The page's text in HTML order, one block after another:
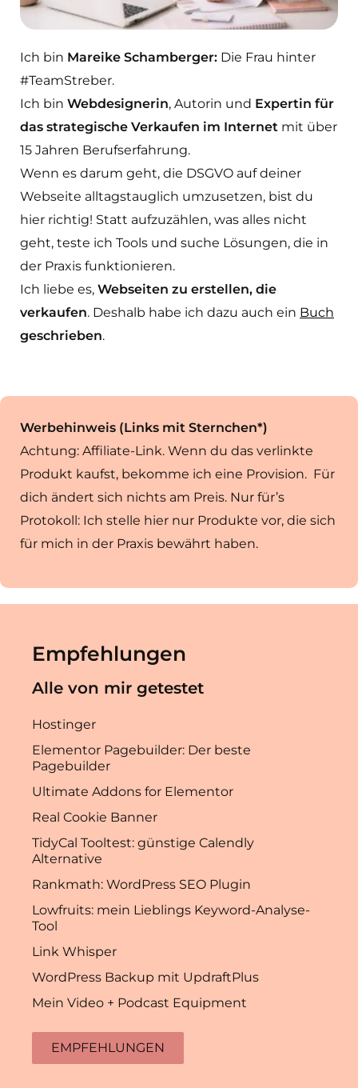
Ich bin Mareike Schamberger: Die Frau hinter
#TeamStreber.
Ich bin Webdesignerin, Autorin und Expertin für
das strategische Verkaufen im Internet mit über
15 Jahren Berufserfahrung.
Wenn es darum geht, die DSGVO auf deiner
Webseite alltagstauglich umzusetzen, bist du
hier richtig! Statt aufzuzählen, was alles nicht
geht, teste ich Tools und suche Lösungen, die in
der Praxis funktionieren.
Ich liebe es, Webseiten zu erstellen, die
verkaufen. Deshalb habe ich dazu auch ein Buch
geschrieben.
Werbehinweis (Links mit Sternchen*)
Achtung: Affiliate-Link. Wenn du das verlinkte
Produkt kaufst, bekomme ich eine Provision. Für
dich ändert sich nichts am Preis. Nur für’s
Protokoll: Ich stelle hier nur Produkte vor, die sich
für mich in der Praxis bewährt haben.
Empfehlungen
Alle von mir getestet
Hostinger
Elementor Pagebuilder: Der beste
Pagebuilder
Ultimate Addons for Elementor
Real Cookie Banner
TidyCal Tooltest: günstige Calendly
Alternative
Rankmath: WordPress SEO Plugin
Lowfruits: mein Lieblings Keyword-Analyse-
Tool
Link Whisper
WordPress Backup mit UpdraftPlus
Mein Video + Podcast Equipment
EMPFEHLUNGEN